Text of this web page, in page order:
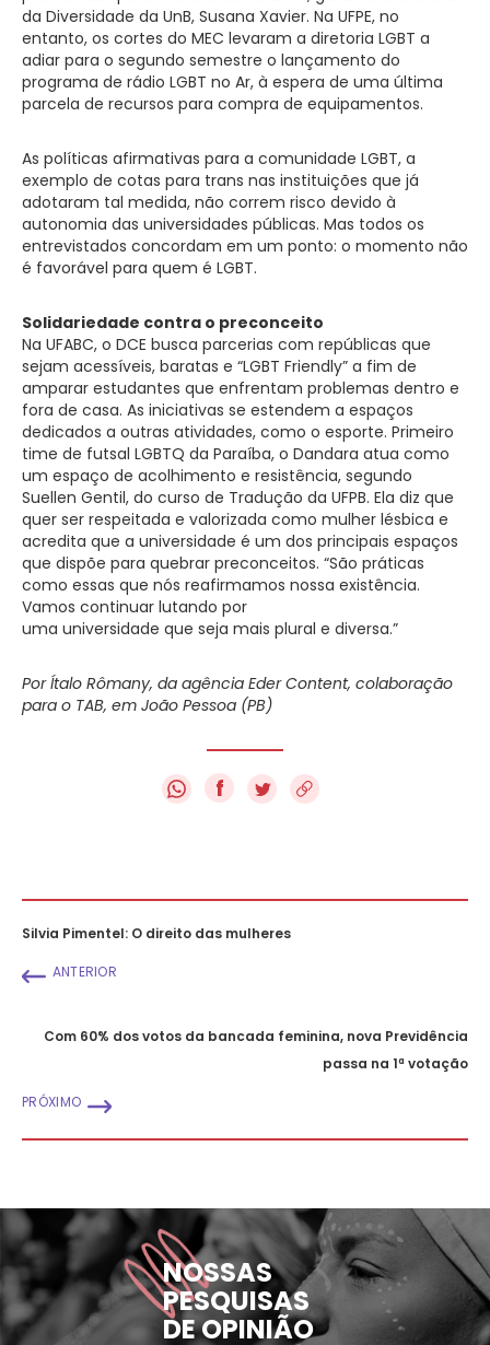
da Diversidade da UnB, Susana Xavier. Na UFPE, no
entanto, os cortes do MEC levaram a diretoria LGBT a
adiar para o segundo semestre o lançamento do
programa de rádio LGBT no Ar, à espera de uma última
parcela de recursos para compra de equipamentos.
As políticas afirmativas para a comunidade LGBT, a
exemplo de cotas para trans nas instituições que já
adotaram tal medida, não correm risco devido à
autonomia das universidades públicas. Mas todos os
entrevistados concordam em um ponto: o momento não
é favorável para quem é LGBT.
Solidariedade contra o preconceito
Na UFABC, o DCE busca parcerias com repúblicas que
sejam acessíveis, baratas e “LGBT Friendly” a fim de
amparar estudantes que enfrentam problemas dentro e
fora de casa. As iniciativas se estendem a espaços
dedicados a outras atividades, como o esporte. Primeiro
time de futsal LGBTQ da Paraíba, o Dandara atua como
um espaço de acolhimento e resistência, segundo
Suellen Gentil, do curso de Tradução da UFPB. Ela diz que
quer ser respeitada e valorizada como mulher lésbica e
acredita que a universidade é um dos principais espaços
que dispõe para quebrar preconceitos. “São práticas
como essas que nós reafirmamos nossa existência.
Vamos continuar lutando por
uma universidade que seja mais plural e diversa.”
Por Ítalo Rômany, da agência Eder Content, colaboração
para o TAB, em João Pessoa (PB)
f
Silvia Pimentel: O direito das mulheres
ANTERIOR
Com 60% dos votos da bancada feminina, nova Previdência
passa na 1ª votação
PRÓXIMO
NOSSAS
PESQUISAS
DE OPINIÃO